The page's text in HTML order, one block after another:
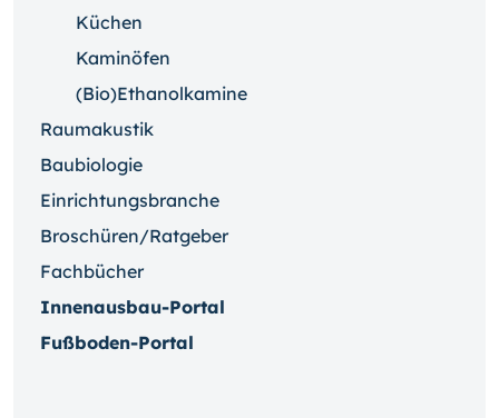
Küchen
Kaminöfen
(Bio)Ethanolkamine
Raumakustik
Baubiologie
Einrichtungsbranche
Broschüren/Ratgeber
Fachbücher
Innenausbau-Portal
Fußboden-Portal